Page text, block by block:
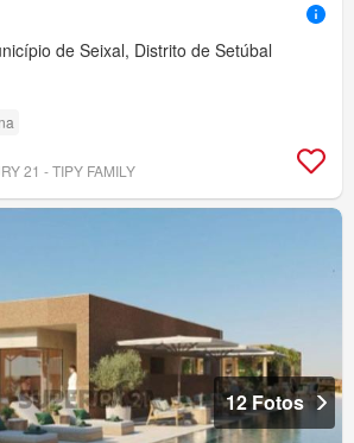
de Seixal, Distrito de Setúbal
21 - TIPY FAMILY
12 Fotos